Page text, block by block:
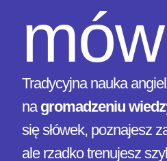
Tradycyjna nauka
na gromadzeniu
się słówek, poznajesz
ale rzadko trenujesz